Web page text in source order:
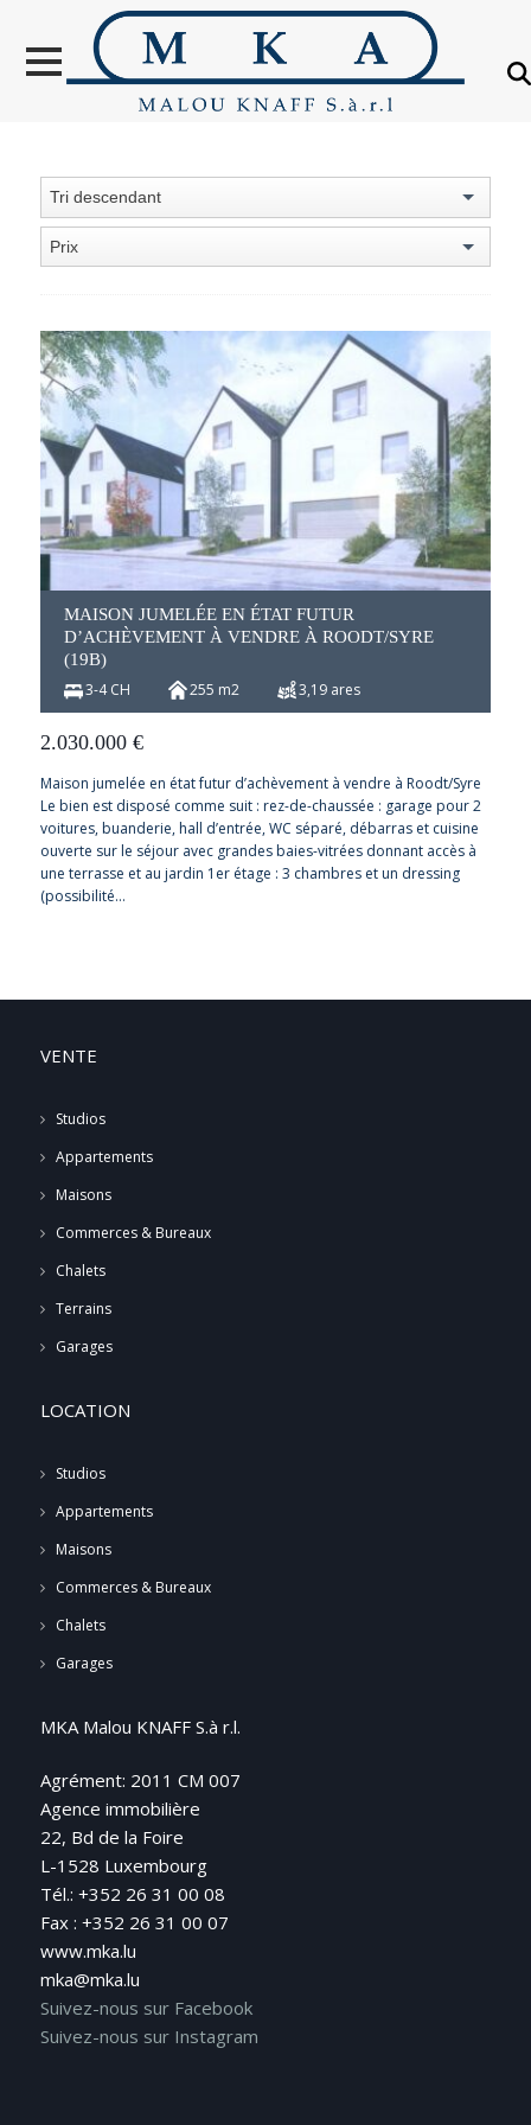
VENTES
LOCATION
OBJETS VENDUS
ÉTRANGER
À PROPOS
CONTACT
Tri descendant
Prix
MAISON JUMELÉE EN ÉTAT FUTUR
D’ACHÈVEMENT À VENDRE À ROODT/SYRE
(19B)
3-4 CH 255 m2 3,19 ares
2.030.000€
Maison jumelée en état futur d’achèvement à vendre à Roodt/Syre
Le bien est disposé comme suit : rez-de-chaussée : garage pour 2
voitures, buanderie, hall d’entrée, WC séparé, débarras et cuisine
ouverte sur le séjour avec grandes baies-vitrées donnant accès à
une terrasse et au jardin 1er étage : 3 chambres et un dressing
(possibilité…
VENTE
Studios
Appartements
Maisons
Commerces & Bureaux
Chalets
Terrains
Garages
LOCATION
Studios
Appartements
Maisons
Commerces & Bureaux
Chalets
Garages
MKA Malou KNAFF S.à r.l.
Agrément: 2011 CM 007
Agence immobilière
22, Bd de la Foire
L-1528 Luxembourg
Tél.: +352 26 31 00 08
Fax : +352 26 31 00 07
www.mka.lu
mka@mka.lu
Suivez-nous sur Facebook
Suivez-nous sur Instagram